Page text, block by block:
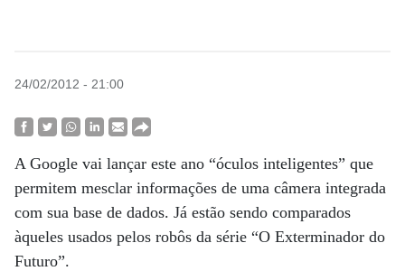
24/02/2012 - 21:00
A Google vai lançar este ano “óculos inteligentes” que
permitem mesclar informações de uma câmera integrada
com sua base de dados. Já estão sendo comparados
àqueles usados pelos robôs da série “O Exterminador do
Futuro”.